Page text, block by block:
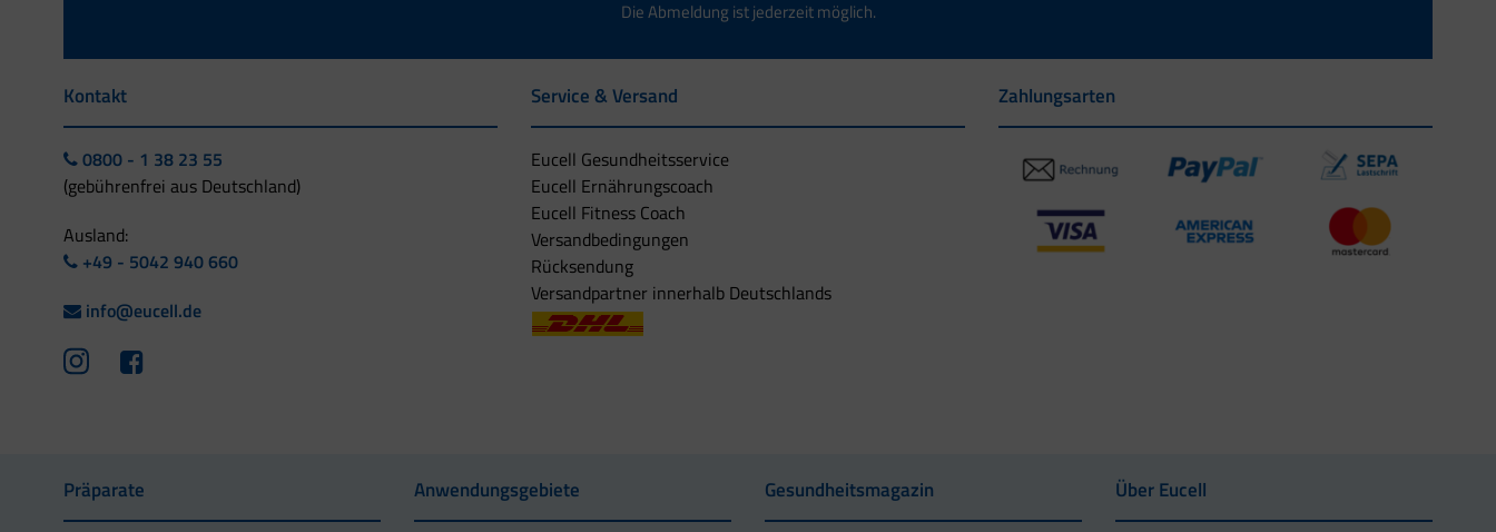
Die Abmeldung ist jederzeit möglich.
Kontakt
0800 - 1 38 23 55
(gebührenfrei aus Deutschland)
Ausland:
+49 - 5042 940 660
info@eucell.de
Service & Versand
Eucell Gesundheitsservice
Eucell Ernährungscoach
Eucell Fitness Coach
Versandbedingungen
Rücksendung
Versandpartner innerhalb Deutschlands
Zahlungsarten
Präparate Anwendungsgebiete Gesundheitsmagazin Über Eucell